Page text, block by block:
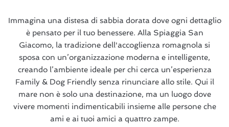
Immagina una distesa di sabbia dorata dove ogni dettaglio
è pensato per il tuo benessere. Alla Spiaggia San
Giacomo, la tradizione dell'accoglienza romagnola si
sposa con un’organizzazione moderna e intelligente,
creando l’ambiente ideale per chi cerca un’esperienza
Family & Dog Friendly senza rinunciare allo stile. Qui il
mare non è solo una destinazione, ma un luogo dove
vivere momenti indimenticabili insieme alle persone che
ami e ai tuoi amici a quattro zampe.